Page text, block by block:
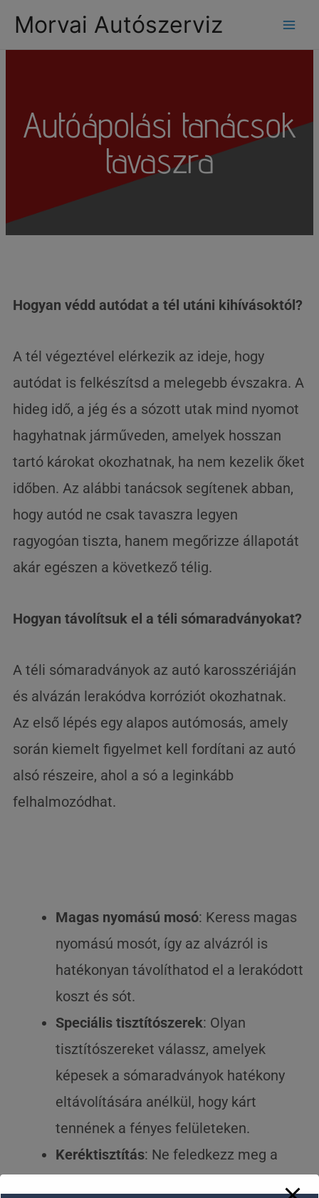
Morvai Autószerviz
Autóápolási tanácsok
tavaszra
Hogyan védd autódat a tél utáni kihívásoktól?
A tél végeztével elérkezik az ideje, hogy
autódat is felkészítsd a melegebb évszakra. A
hideg idő, a jég és a sózott utak mind nyomot
hagyhatnak járműveden, amelyek hosszan
tartó károkat okozhatnak, ha nem kezelik őket
időben. Az alábbi tanácsok segítenek abban,
hogy autód ne csak tavaszra legyen
ragyogóan tiszta, hanem megőrizze állapotát
akár egészen a következő télig.
Hogyan távolítsuk el a téli sómaradványokat?
A téli sómaradványok az autó karosszériáján
és alvázán lerakódva korróziót okozhatnak.
Az első lépés egy alapos autómosás, amely
során kiemelt figyelmet kell fordítani az autó
alsó részeire, ahol a só a leginkább
felhalmozódhat.
Magas nyomású mosó: Keress magas
nyomású mosót, így az alvázról is
hatékonyan távolíthatod el a lerakódott
koszt és sót.
Speciális tisztítószerek: Olyan
tisztítószereket válassz, amelyek
képesek a sómaradványok hatékony
eltávolítására anélkül, hogy kárt
tennének a fényes felületeken.
Keréktisztítás: Ne feledkezz meg a